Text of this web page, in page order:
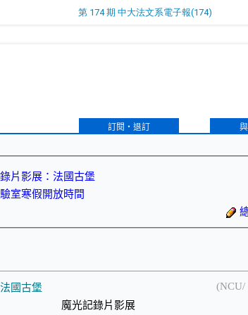
第 174 期 中大法文系電子報(174)